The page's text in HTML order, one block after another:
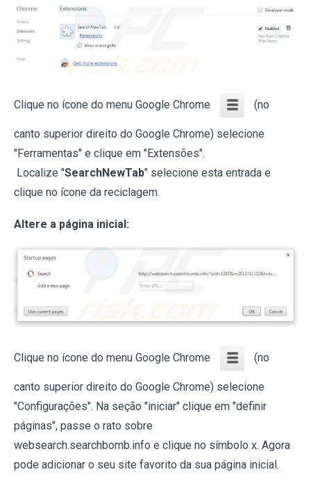
Clique no ícone do menu Google Chrome (no
canto superior direito do Google Chrome) selecione
"Ferramentas" e clique em "Extensões".
Localize "SearchNewTab" selecione esta entrada e
clique no ícone da reciclagem.
Altere a página inicial :
Clique no ícone do menu Google Chrome (no
canto superior direito do Google Chrome) selecione
"Configurações". Na seção "iniciar" clique em "definir
páginas", passe o rato sobre
websearch.searchbomb.info e clique no símbolo x. Agora
pode adicionar o seu site favorito da sua página inicial.